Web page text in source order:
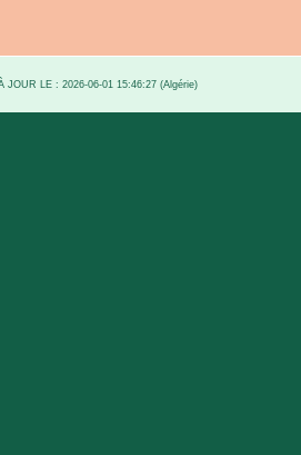
JOUR LE : 2026-06-01 15:46:27 (Algérie)